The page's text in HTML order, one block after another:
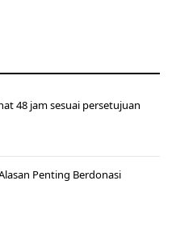
48 jam sesuai persetujuan
Penting Berdonasi